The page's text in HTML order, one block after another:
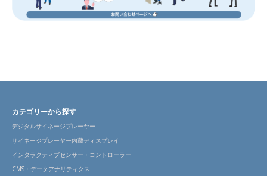
カテゴリーから探す
デジタルサイネージプレーヤー
サイネージプレーヤー内蔵ディスプレイ
インタラクティブセンサー・コントローラー
CMS・データアナリティクス